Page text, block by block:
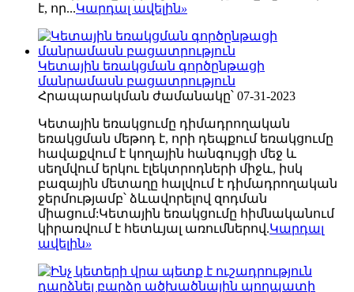
է, որ...Կարդալ ավելին»
Կետային եռակցման գործընթացի
մանրամասն բացատրություն
Հրապարակման ժամանակը՝ 07-31-2023
Կետային եռակցումը դիմադրողական
եռակցման մեթոդ է, որի դեպքում եռակցումը
հավաքվում է կողային հանգույցի մեջ և
սեղմվում երկու էլեկտրոդների միջև, իսկ
բազային մետաղը հալվում է դիմադրողական
ջերմությամբ՝ ձևավորելով զոդման
միացում:Կետային եռակցումը հիմնականում
կիրառվում է հետևյալ առումներով.Կարդալ
ավելին»